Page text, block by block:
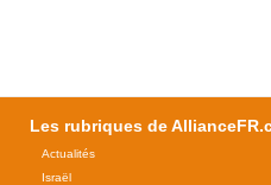
Les rubriques de
Actualités
Israël